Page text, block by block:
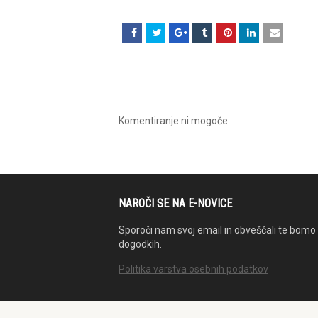
Komentiranje ni mogoče.
NAROČI SE NA E-NOVICE
Sporoči nam svoj email in obveščali te bomo
dogodkih.
Politika varstva osebnih podatkov